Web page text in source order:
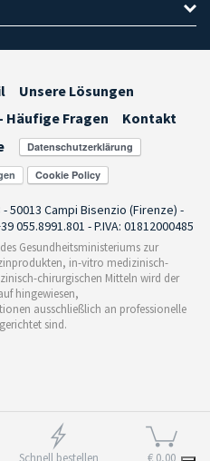
Schnell bestellen € 0,00
Unsere Lösungen
- Häufige Fragen
Kontakt
- 50013 Campi Bisenzio (Firenze) -
055.8991.801 - P.IVA: 01812000485
Gesundheitsministeriums zur
in-vitro medizinisch-
chirurgischen Mitteln wird der
hingewiesen,
ausschließlich an professionelle
sind.